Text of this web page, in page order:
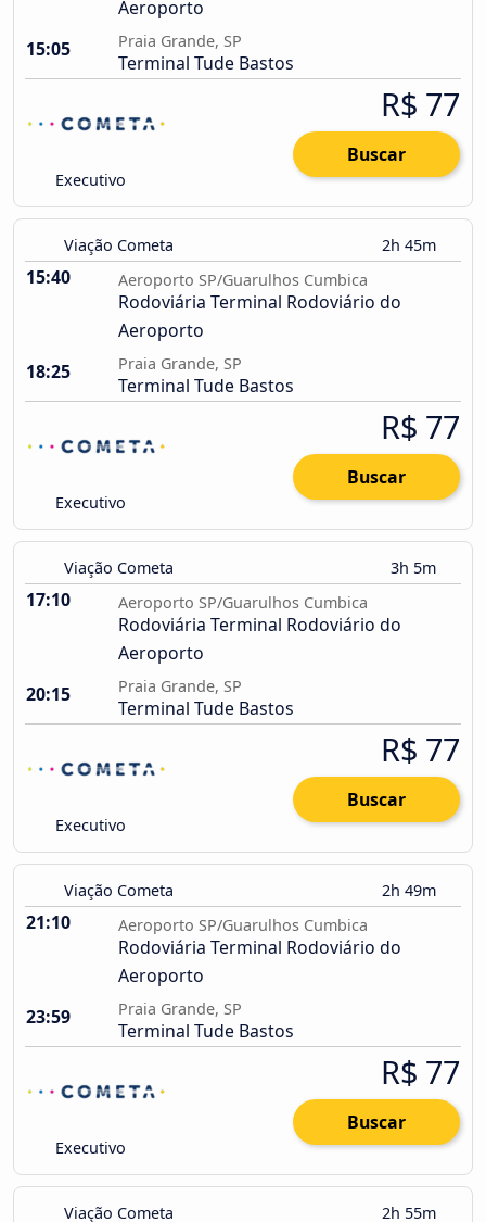
Aeroporto
15:05
Praia Grande, SP
Terminal Tude Bastos
Executivo
R$ 77
Buscar
Viação Cometa 2h 45m
15:40 Aeroporto SP/Guarulhos Cumbica
Rodoviária Terminal Rodoviário do
Aeroporto
18:25
Praia Grande, SP
Terminal Tude Bastos
Executivo
R$ 77
Buscar
Viação Cometa 3h 5m
17:10 Aeroporto SP/Guarulhos Cumbica
Rodoviária Terminal Rodoviário do
Aeroporto
20:15
Praia Grande, SP
Terminal Tude Bastos
Executivo
R$ 77
Buscar
Viação Cometa 2h 49m
21:10 Aeroporto SP/Guarulhos Cumbica
Rodoviária Terminal Rodoviário do
Aeroporto
23:59
Praia Grande, SP
Terminal Tude Bastos
Executivo
R$ 77
Buscar
Viação Cometa 2h 55m